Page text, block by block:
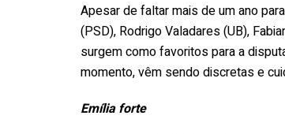
Apesar de faltar mais de um ano
(PSD), Rodrigo Valadares (UB),
surgem como favoritos para a
momento, vêm sendo discretas e
Emília forte